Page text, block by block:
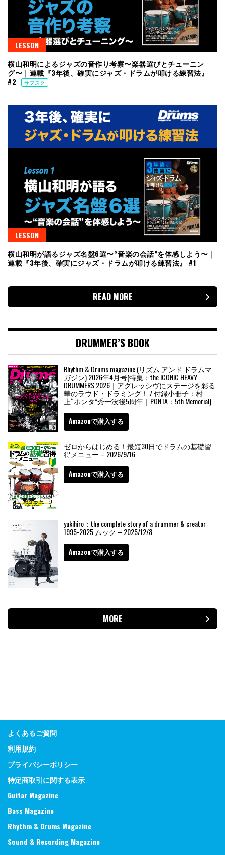
LESSON
横山和明によるジャズの音作り考察〜楽器選びとチューニン
グ〜｜連載『3年後、確実にジャズ・ドラムが叩ける練習法』
#2
サブスク
LESSON
横山和明が語るジャズ名盤6選〜“音楽の会話”を体感しよう〜｜
連載『3年後、確実にジャズ・ドラムが叩ける練習法』 #1
READ MORE
DRUMMER’S BOOK
Rhythm & Drums magazine (リズム アンド ドラムマ
ガジン) 2026年4月号(特集：the ICONIC HEAVY
DRUMMERS 2026｜アグレッシヴにステージを彩る
華のラウド・ドラミング！ / 付録小冊子：村
上“ポンタ”秀一没後5周年｜PONTA：5th Memorial)
Amazonで購入する
ゼロからはじめる！最短30日でドラムの基礎習
得メニュー – 2026/9/16
Amazonで購入する
yukihiro：the complete story of a drummer & creator
1995-2025 ムック – 2025/12/8
Amazonで購入する
MORE
よくあるご質問
利用規約
プライバシーポリシー
特定商取引に関する表示
Guitar Magazine
Bass Magazine
Rhythm & Drums Magazine
Sound & Recording Magazine